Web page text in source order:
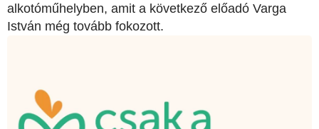
alkotóműhelyben, amit a következő előadó Varga
István még tovább fokozott.